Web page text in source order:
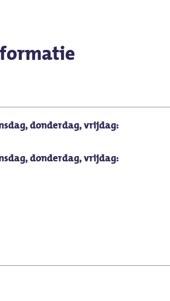
donderdag, vrijdag:
donderdag, vrijdag: